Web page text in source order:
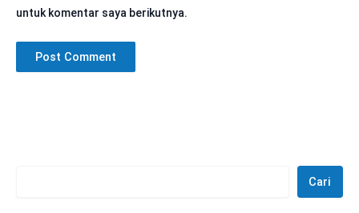
untuk komentar saya berikutnya.
Cari